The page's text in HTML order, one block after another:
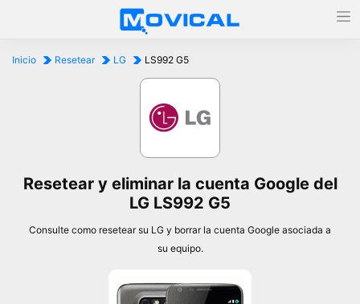
Inicio Resetear LG LS992 G5
Resetear y eliminar la cuenta Google del
LG LS992 G5
Consulte como resetear su LG y borrar la cuenta Google asociada a
su equipo.